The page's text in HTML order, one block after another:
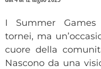
I Summer
tornei, ma
cuore della
Nascono da una